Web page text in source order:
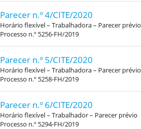
Parecer n.º 4/CITE/2020
Horário flexível – Trabalhadora – Parecer prévio
Processo n.º 5256-FH/2019
Parecer n.º 5/CITE/2020
Horário flexível – Trabalhadora – Parecer prévio
Processo n.º 5258-FH/2019
Parecer n.º 6/CITE/2020
Horário flexível – Trabalhador – Parecer prévio
Processo n.º 5294-FH/2019